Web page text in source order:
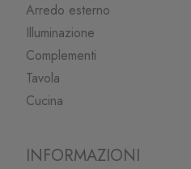
Arredo esterno
Illuminazione
Complementi
Tavola
Cucina
INFORMAZIONI